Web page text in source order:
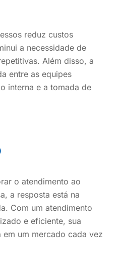
reduz custos
a necessidade de
Além disso, a
entre as equipes
interna e a tomada de
o atendimento ao
a resposta está na
Com um atendimento
e eficiente, sua
em um mercado cada vez